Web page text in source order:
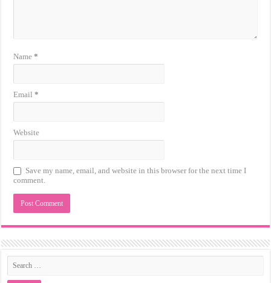
Name*
Email*
Website
Save my name, email, and website in this browser for the next time I
comment.